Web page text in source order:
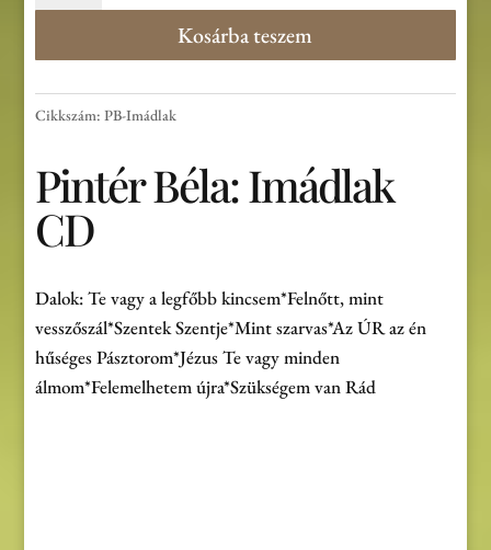
CD
mennyiség
Kosárba teszem
Cikkszám:PB-Imádlak
Pintér Béla: Imádlak
CD
Dalok: Te vagy a legfőbb kincsem*Felnőtt, mint
vesszőszál*Szentek Szentje*Mint szarvas*Az ÚR az én
hűséges Pásztorom*Jézus Te vagy minden
álmom*Felemelhetem újra*Szükségem van Rád